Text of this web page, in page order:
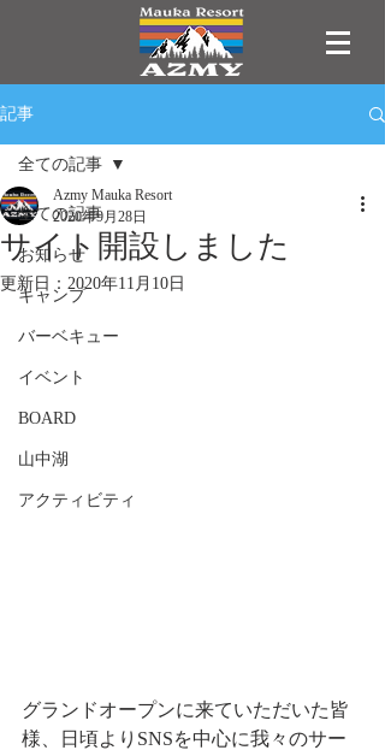
記事
全ての記事
お知らせ
キャンプ
バーベキュー
イベント
BOARD
山中湖
アクティビティ
全ての記事
サイト開設しました
Azmy Mauka Resort
2020年9月28日
更新日： 2020年11月10日
グランドオープンに来ていただいた皆
様、日頃よりSNSを中心に我々のサー